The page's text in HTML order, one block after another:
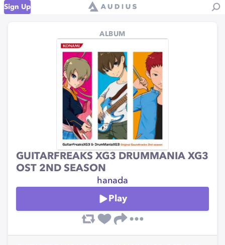
Sign Up
ALBUM
GUITARFREAKS XG3 DRUMMANIA XG3
OST 2ND SEASON
hanada
Play